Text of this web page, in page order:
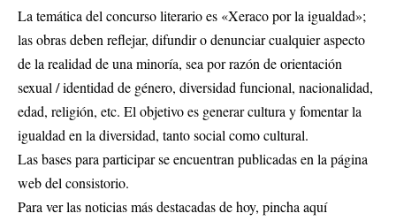
La temática del concurso literario es «Xeraco por la igualdad»;
las obras deben reflejar, difundir o denunciar cualquier aspecto
de la realidad de una minoría, sea por razón de orientación
sexual / identidad de género, diversidad funcional, nacionalidad,
edad, religión, etc. El objetivo es generar cultura y fomentar la
igualdad en la diversidad, tanto social como cultural.
Las bases para participar se encuentran publicadas en la página
web del consistorio.
Para ver las noticias más destacadas de hoy, pincha aquí